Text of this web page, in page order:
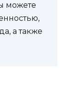
можете
а также